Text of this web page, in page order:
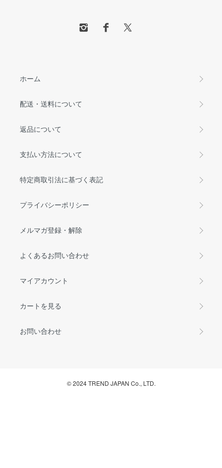
ホーム
配送・送料について
返品について
支払い方法について
特定商取引法に基づく表記
プライバシーポリシー
メルマガ登録・解除
よくあるお問い合わせ
マイアカウント
カートを見る
お問い合わせ
© 2024 TREND JAPAN Co., LTD.